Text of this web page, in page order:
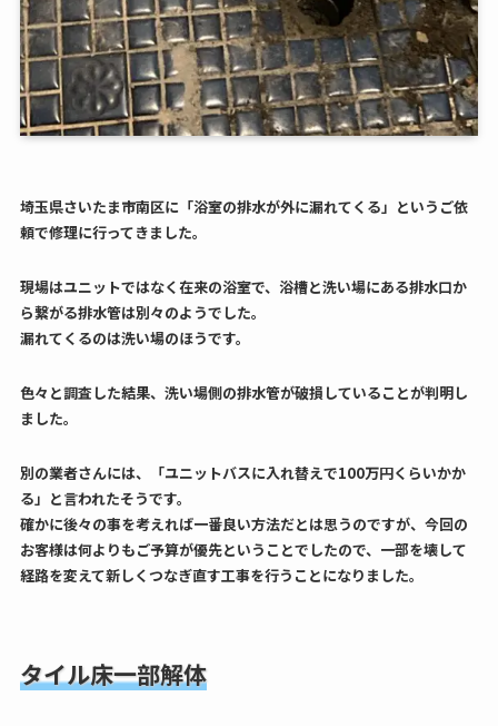
埼玉県さいたま市南区に「浴室の排水が外に漏れてくる」というご依
頼で修理に行ってきました。
現場はユニットではなく在来の浴室で、浴槽と洗い場にある排水口か
ら繋がる排水管は別々のようでした。
漏れてくるのは洗い場のほうです。
色々と調査した結果、洗い場側の排水管が破損していることが判明し
ました。
別の業者さんには、「ユニットバスに入れ替えで100万円くらいかか
る」と言われたそうです。
確かに後々の事を考えれば一番良い方法だとは思うのですが、今回の
お客様は何よりもご予算が優先ということでしたので、一部を壊して
経路を変えて新しくつなぎ直す工事を行うことになりました。
タイル床一部解体